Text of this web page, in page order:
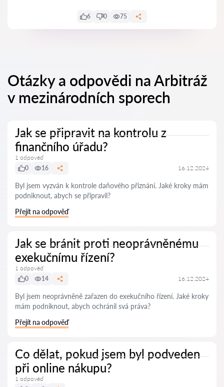
6 0 75
Otázky a odpovědi na Arbitráž
v mezinárodních sporech
Jak se připravit na kontrolu z
finančního úřadu?
1 odpověď
0
16 16.12.2024
Byl jsem vyzván k kontrole daňového přiznání. Jaké kroky mám
podniknout, abych se připravil?
Přejít na odpověď
Jak se bránit proti neoprávněnému
exekučnímu řízení?
1 odpověď
0
14 16.12.2024
Byl jsem neoprávněně zařazen do exekučního řízení. Jaké kroky
mám podniknout, abych ochránil svá práva?
Přejít na odpověď
Co dělat, pokud jsem byl podveden
při online nákupu?
1 odpověď